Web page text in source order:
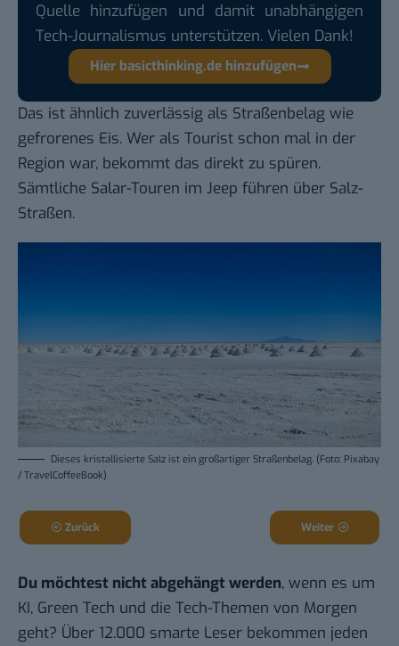
Quelle hinzufügen und damit unabhängigen
Tech-Journalismus unterstützen. Vielen Dank!
Hier basicthinking.de hinzufügen
Das ist ähnlich zuverlässig als Straßenbelag wie
gefrorenes Eis. Wer als Tourist schon mal in der
Region war, bekommt das direkt zu spüren.
Sämtliche Salar-Touren im Jeep führen über Salz-
Straßen.
Dieses kristallisierte Salz ist ein großartiger Straßenbelag. (Foto: Pixabay
/ TravelCoffeeBook)
Zurück Weiter
Du möchtest nicht abgehängt werden, wenn es um
KI, Green Tech und die Tech-Themen von Morgen
geht? Über 12.000 smarte Leser bekommen jeden